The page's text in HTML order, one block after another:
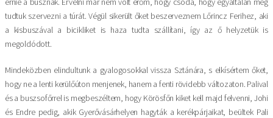
tudtuk szervezni a túrát. Végül sikerült őket beszerveznem Lőrincz Ferihez, aki
a kisbuszával a bicikliket is haza tudta szállítani, így az ő helyzetük is
megoldódott.
Mindeközben elindultunk a gyalogosokkal vissza Sztánára, s elkísértem őket,
hogy ne a lenti kerülőúton menjenek, hanem a fenti rövidebb változaton. Palival
és a buszsofőrrel is megbeszéltem, hogy Körösfőn kiket kell majd felvenni, Johi
és Endre pedig, akik Gyerővásárhelyen hagyták a kerékpárjaikat, beültek Pali